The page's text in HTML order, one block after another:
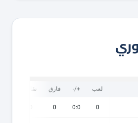
لعب +/- فارق نقاط
0
0:0
0